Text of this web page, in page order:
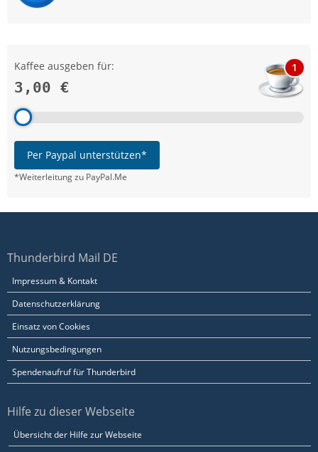
Kaffee ausgeben für:
3,00 €
1
Per Paypal unterstützen*
*Weiterleitung zu PayPal.Me
Thunderbird Mail DE
Impressum & Kontakt
Datenschutzerklärung
Einsatz von Cookies
Nutzungsbedingungen
Spendenaufruf für Thunderbird
Hilfe zu dieser Webseite
Übersicht der Hilfe zur Webseite